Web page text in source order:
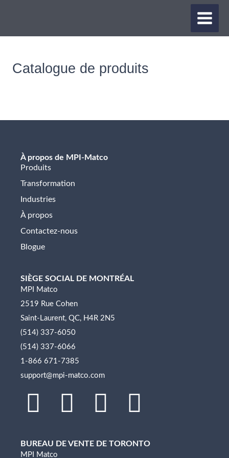
MAIN
MENU
Catalogue de produits
À propos de MPI-Matco
Produits
Transformation
Industries
À propos
Contactez-nous
Blogue
SIÈGE SOCIAL DE MONTRÉAL
MPI Matco
2519 Rue Cohen
Saint-Laurent, QC, H4R 2N5
(514) 337-6050
(514) 337-6066
1-866 671-7385
support@mpi-matco.com
L
F
I
Y
BUREAU DE VENTE DE TORONTO
MPI Matco